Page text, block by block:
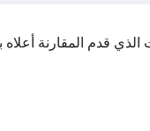
قدم المقارنة أعلاه